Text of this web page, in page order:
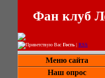
Фан клуб
Приветствую Вас Гость | RSS
Меню сайта
Наш опрос